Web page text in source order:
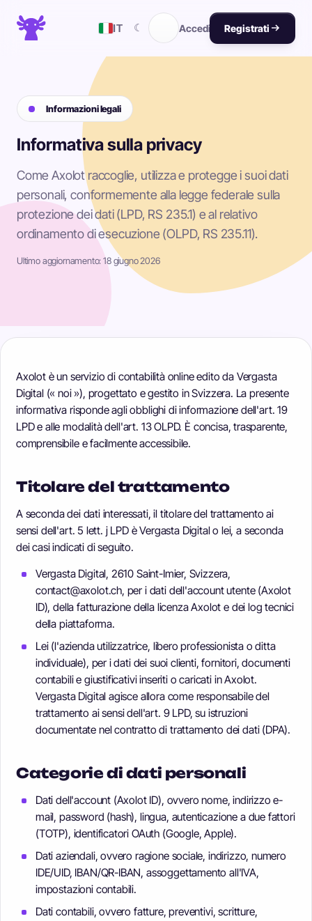
IT ☾ Accedi Registrati
Informazioni legali
Informativa sulla privacy
Come Axolot raccoglie, utilizza e protegge i suoi dati
personali, conformemente alla legge federale sulla
protezione dei dati (LPD, RS 235.1) e al relativo
ordinamento di esecuzione (OLPD, RS 235.11).
Ultimo aggiornamento: 18 giugno 2026
Axolot è un servizio di contabilità online edito da Vergasta
Digital (« noi »), progettato e gestito in Svizzera. La presente
informativa risponde agli obblighi di informazione dell'art. 19
LPD e alle modalità dell'art. 13 OLPD. È concisa, trasparente,
comprensibile e facilmente accessibile.
Titolare del trattamento
A seconda dei dati interessati, il titolare del trattamento ai
sensi dell'art. 5 lett. j LPD è Vergasta Digital o lei, a seconda
dei casi indicati di seguito.
Vergasta Digital, 2610 Saint-Imier, Svizzera,
contact@axolot.ch, per i dati dell'account utente (Axolot
ID), della fatturazione della licenza Axolot e dei log tecnici
della piattaforma.
Lei (l'azienda utilizzatrice, libero professionista o ditta
individuale), per i dati dei suoi clienti, fornitori, documenti
contabili e giustificativi inseriti o caricati in Axolot.
Vergasta Digital agisce allora come responsabile del
trattamento ai sensi dell'art. 9 LPD, su istruzioni
documentate nel contratto di trattamento dei dati (DPA).
Categorie di dati personali
Dati dell'account (Axolot ID), ovvero nome, indirizzo e-
mail, password (hash), lingua, autenticazione a due fattori
(TOTP), identificatori OAuth (Google, Apple).
Dati aziendali, ovvero ragione sociale, indirizzo, numero
IDE/UID, IBAN/QR-IBAN, assoggettamento all'IVA,
impostazioni contabili.
Dati contabili, ovvero fatture, preventivi, scritture,